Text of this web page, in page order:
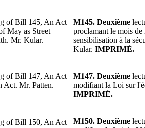
of Bill 145, An Act
May as Street
Mr. Kular.
M145. Deuxième
proclamant le mois
sensibilisation à la
Kular. IMPRIMÉ.
of Bill 147, An Act
Act. Mr. Patten.
M147. Deuxième
modifiant la Loi sur
IMPRIMÉ.
of Bill 150, An Act
M150. Deuxième